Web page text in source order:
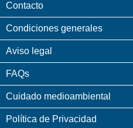
Contacto
Condiciones generales
Aviso legal
FAQs
Cuidado medioambiental
Política de Privacidad